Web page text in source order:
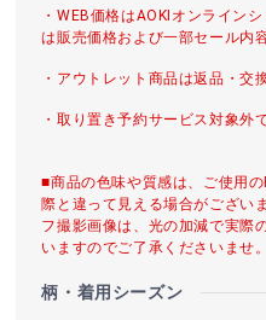
・WEB価格はAOKIオンライン
は販売価格および一部セール内
・アウトレット商品は返品・交
・取り置き予約サービス対象外
■商品の色味や質感は、ご使用
際と違って見える場合がござい
フ撮影画像は、光の加減で実際
いますのでご了承くださいませ。
柄・着用シーズン